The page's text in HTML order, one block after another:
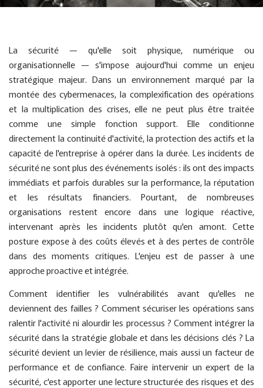
La sécurité — qu'elle soit physique, numérique ou
organisationnelle — s'impose aujourd'hui comme un enjeu
stratégique majeur. Dans un environnement marqué par la
montée des cybermenaces, la complexification des opérations
et la multiplication des crises, elle ne peut plus être traitée
comme une simple fonction support. Elle conditionne
directement la continuité d'activité, la protection des actifs et la
capacité de l'entreprise à opérer dans la durée. Les incidents de
sécurité ne sont plus des événements isolés : ils ont des impacts
immédiats et parfois durables sur la performance, la réputation
et les résultats financiers. Pourtant, de nombreuses
organisations restent encore dans une logique réactive,
intervenant après les incidents plutôt qu'en amont. Cette
posture expose à des coûts élevés et à des pertes de contrôle
dans des moments critiques. L'enjeu est de passer à une
approche proactive et intégrée.
Comment identifier les vulnérabilités avant qu'elles ne
deviennent des failles ? Comment sécuriser les opérations sans
ralentir l'activité ni alourdir les processus ? Comment intégrer la
sécurité dans la stratégie globale et dans les décisions clés ? La
sécurité devient un levier de résilience, mais aussi un facteur de
performance et de confiance. Faire intervenir un expert de la
sécurité, c'est apporter une lecture structurée des risques et des